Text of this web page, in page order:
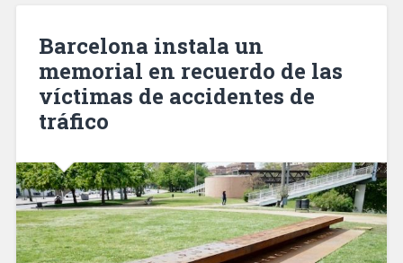
descuelgan
de
la
Colau»
Barcelona instala un
memorial en recuerdo de las
víctimas de accidentes de
tráfico